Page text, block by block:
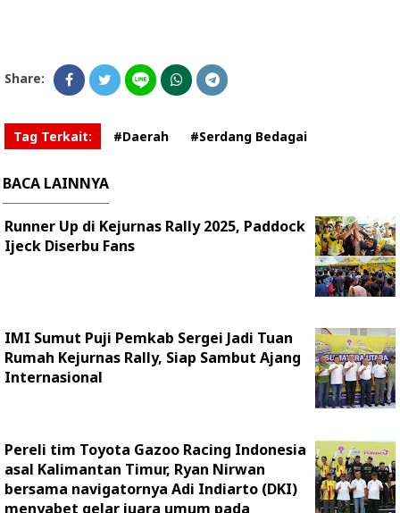
Share:
Tag Terkait: #Daerah #Serdang Bedagai
BACA LAINNYA
Runner Up di Kejurnas Rally 2025, Paddock
Ijeck Diserbu Fans
IMI Sumut Puji Pemkab Sergei Jadi Tuan
Rumah Kejurnas Rally, Siap Sambut Ajang
Internasional
Pereli tim Toyota Gazoo Racing Indonesia
asal Kalimantan Timur, Ryan Nirwan
bersama navigatornya Adi Indiarto (DKI)
menyabet gelar juara umum pada